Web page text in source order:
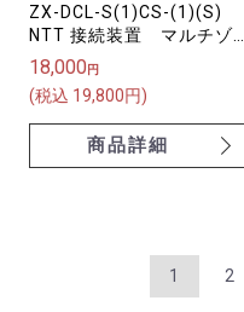
ZX-DCL-S(1)CS-(1)(S)
NTT 接続装置 マルチゾ
ーン1chスレーブ接続装
置 スター配線用（増設
用）
18,000 円
(税込 19,800円)
商品詳細
1 2